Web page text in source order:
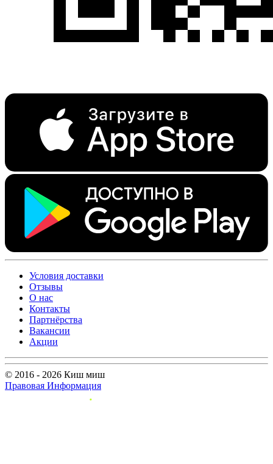
Условия доставки
Отзывы
О нас
Контакты
Партнёрства
Вакансии
Акции
© 2016 - 2026 Киш миш
Правовая Информация